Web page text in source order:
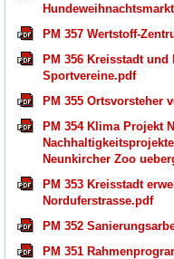
PM 357 Wertstoff-
PM 356 Kreisstadt und
Sportvereine.pdf
PM 355 Ortsvorsteher
PM 354 Klima Projekt
Neunkircher Zoo
PM 353 Kreisstadt
Norduferstrasse.pdf
PM 352
PM 351